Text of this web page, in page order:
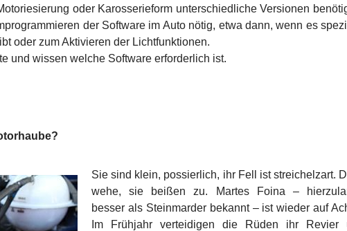
oder Karosserieform unterschiedliche Versionen
der Software im Auto nötig, etwa dann, wenn es
oder zum Aktivieren der Lichtfunktionen.
und wissen welche Software erforderlich ist.
Sie sind klein, possierlich, ihr Fell ist streichelzart.
wehe, sie beißen zu. Martes Foina –
besser als Steinmarder bekannt – ist wieder auf
Im Frühjahr verteidigen die Rüden ihr Revier